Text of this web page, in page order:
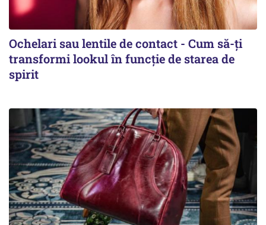
Ochelari sau lentile de contact - Cum să-ți
transformi lookul în funcție de starea de
spirit